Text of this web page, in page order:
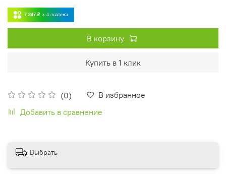
(0)
В избранное
Добавить в сравнение
7 347 ₽ x 4 платежа
В корзину
Купить в 1 клик
Выбрать